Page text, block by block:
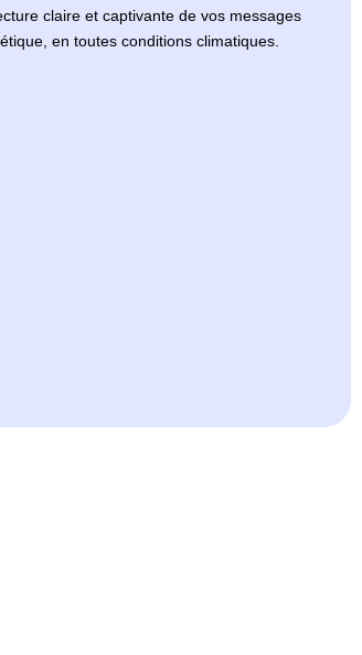
claire et captivante de vos messages
en toutes conditions climatiques.